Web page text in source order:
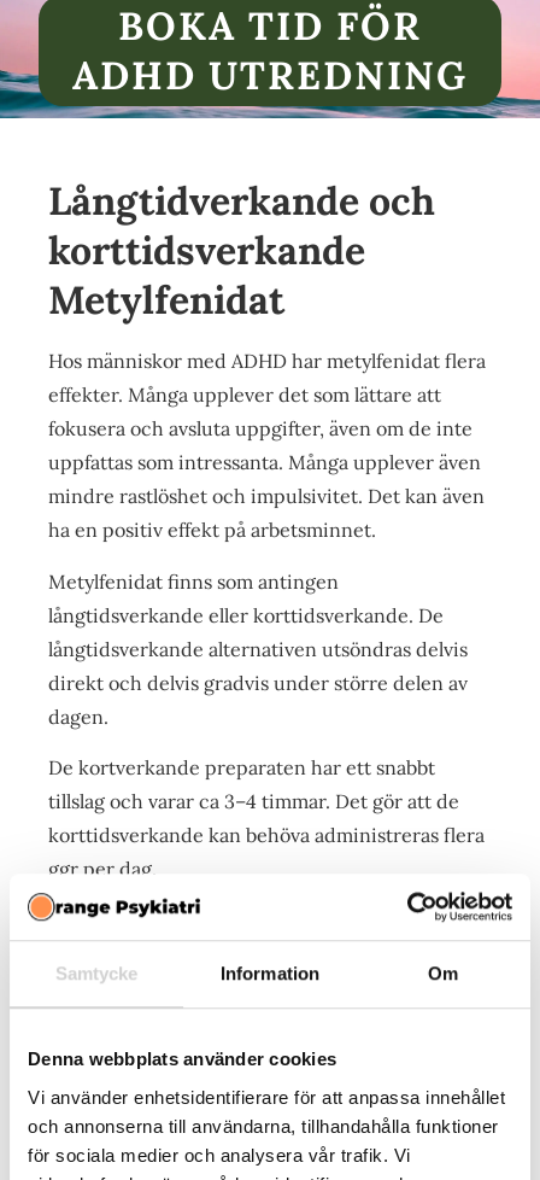
Samtycke Information Om
Denna webbplats använder cookies
Vi använder enhetsidentifierare för att anpassa innehållet
och annonserna till användarna, tillhandahålla funktioner
för sociala medier och analysera vår trafik. Vi
BOKA TID FÖR
ADHD UTREDNING
Långtidverkande och
korttidsverkande
Metylfenidat
Hos människor med ADHD har metylfenidat flera
effekter. Många upplever det som lättare att
fokusera och avsluta uppgifter, även om de inte
uppfattas som intressanta. Många upplever även
mindre rastlöshet och impulsivitet. Det kan även
ha en positiv effekt på arbetsminnet.
Metylfenidat finns som antingen
långtidsverkande eller korttidsverkande. De
långtidsverkande alternativen utsöndras delvis
direkt och delvis gradvis under större delen av
dagen.
De kortverkande preparaten har ett snabbt
tillslag och varar ca 3–4 timmar. Det gör att de
korttidsverkande kan behöva administreras flera
ggr per dag.
Biverkningar av preparaten kan vara muntorrhet,
nedsatt aptit och förhöjt blodtryck och puls. För
alltid regelbundna avstämningar där effekter och
bieffekter undersöks. Återkommande kontroller
av puls och blodtryck genomförs, mot bakgrund
av risken för påverkan på dem.